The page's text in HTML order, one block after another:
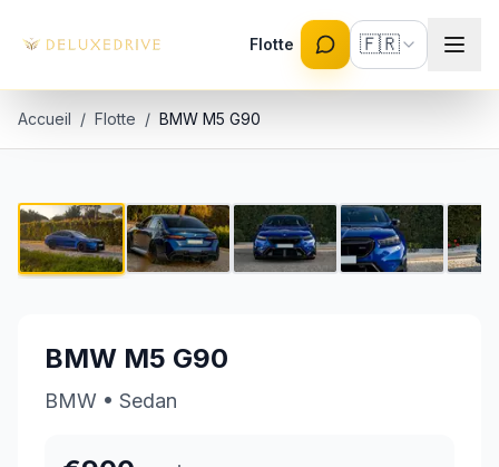
Flotte 🇫🇷
Accueil / Flotte / BMW M5 G90
1 / 16
BMW M5 G90
BMW • Sedan